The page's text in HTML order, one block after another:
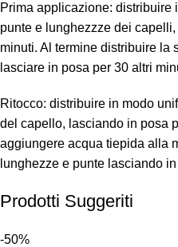
Prima applicazione: distribuire
punte e lunghezzze dei
minuti. Al termine distribuire la
lasciare in posa per 30 altri
Ritocco: distribuire in modo
del capello, lasciando in posa
aggiungere acqua tiepida alla
lunghezze e punte lasciando
Prodotti Suggeriti
-50%